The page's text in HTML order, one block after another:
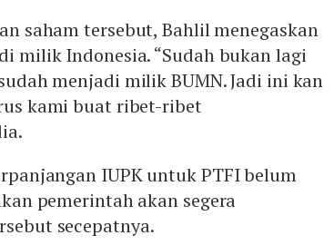
saham tersebut, Bahlil menegaskan
milik Indonesia. “Sudah bukan lagi
menjadi milik BUMN. Jadi ini kan
kami buat ribet-ribet
IUPK untuk PTFI belum
pemerintah akan segera
secepatnya.